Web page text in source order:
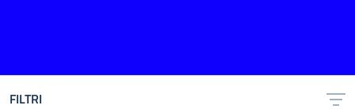
FILTRI